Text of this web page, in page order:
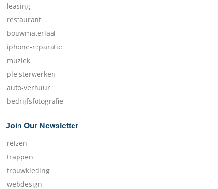
leasing
restaurant
bouwmateriaal
iphone-reparatie
muziek
pleisterwerken
auto-verhuur
bedrijfsfotografie
Join Our Newsletter
reizen
trappen
trouwkleding
webdesign